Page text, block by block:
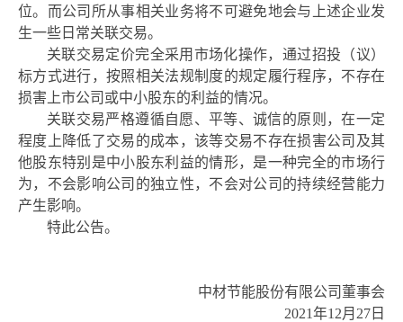
位。而公司所从事相关业务将不可避免地会与上述企业发
生一些 日常关联交易。
关联交易定价完全采用市场化操作，通过招投（议）
标方式进行，按照相关法规制度的规定履行程序，不存在
损害上市公司或中小股东的利益的情况。
关联交易严格遵循自愿、平等、诚信的原则，在一定
程度上降低了交易的成本，该等交易不存在损害公司及其
他股东特别是中小股东利益的情形，是一种完全的市场行
为，不会影响公司的独立性，不会对公司的持续经营能力
产生影响。
特此公告。
中材节能股份有限公司董事会
2021年12月 27 日